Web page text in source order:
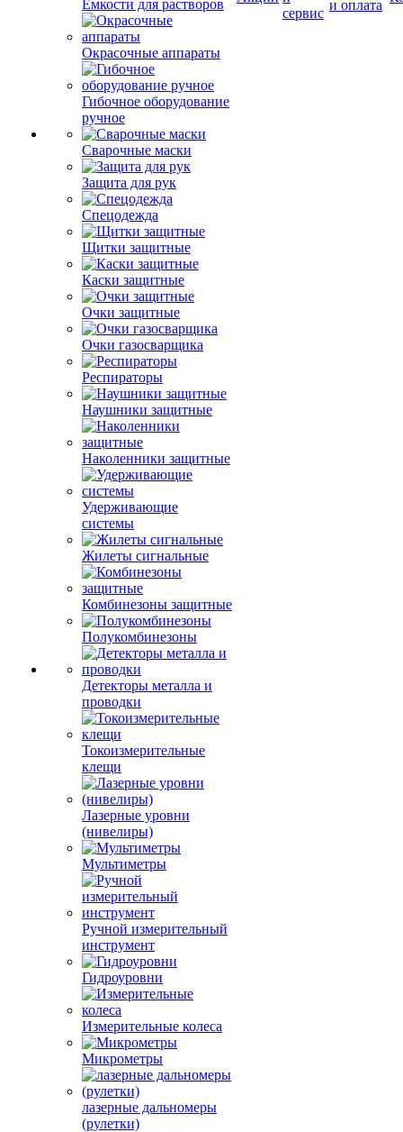
Емкости для растворов
Окрасочные аппараты
Гибочное оборудование
ручное
Сварочные маски
Защита для рук
Спецодежда
Щитки защитные
Каски защитные
Очки защитные
Очки газосварщика
Респираторы
Наушники защитные
Наколенники защитные
Удерживающие
системы
Жилеты сигнальные
Комбинезоны защитные
Полукомбинезоны
Детекторы металла и
проводки
Токоизмерительные
клещи
Лазерные уровни
(нивелиры)
Мультиметры
Ручной измерительный
инструмент
Гидроуровни
Измерительные колеса
Микрометры
лазерные дальномеры
(рулетки)
сервис
и оплата